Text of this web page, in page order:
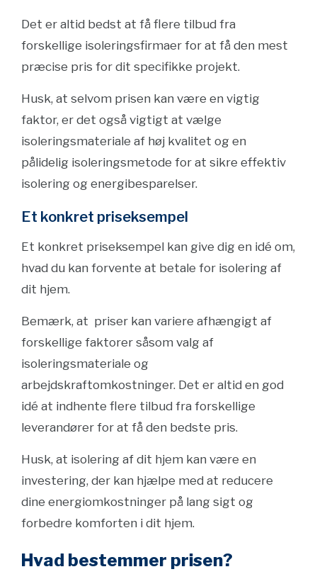
Det er altid bedst at få flere tilbud fra
forskellige isoleringsfirmaer for at få den mest
præcise pris for dit specifikke projekt.
Husk, at selvom prisen kan være en vigtig
faktor, er det også vigtigt at vælge
isoleringsmateriale af høj kvalitet og en
pålidelig isoleringsmetode for at sikre effektiv
isolering og energibesparelser.
Et konkret priseksempel
Et konkret priseksempel kan give dig en idé om,
hvad du kan forvente at betale for isolering af
dit hjem.
Bemærk, at priser kan variere afhængigt af
forskellige faktorer såsom valg af
isoleringsmateriale og
arbejdskraftomkostninger. Det er altid en god
idé at indhente flere tilbud fra forskellige
leverandører for at få den bedste pris.
Husk, at isolering af dit hjem kan være en
investering, der kan hjælpe med at reducere
dine energiomkostninger på lang sigt og
forbedre komforten i dit hjem.
Hvad bestemmer prisen?